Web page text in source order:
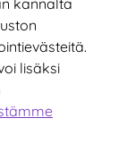
kannalta
lisäksi